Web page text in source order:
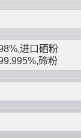
进口硒粉
碲粉